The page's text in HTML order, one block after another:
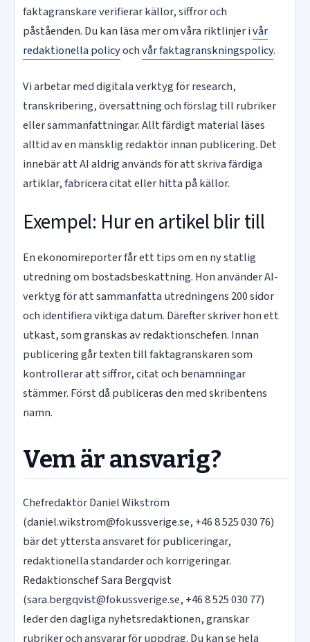
faktagranskare verifierar källor, siffror och
påståenden. Du kan läsa mer om våra riktlinjer ivår
redaktionella policyochvår faktagranskningspolicy.
Vi arbetar med digitala verktyg för research,
transkribering, översättning och förslag till rubriker
eller sammanfattningar. Allt färdigt material läses
alltid av en mänsklig redaktör innan publicering. Det
innebär att AI aldrig används för att skriva färdiga
artiklar, fabricera citat eller hitta på källor.
Exempel: Hur en artikel blir till
En ekonomireporter får ett tips om en ny statlig
utredning om bostadsbeskattning. Hon använder AI-
verktyg för att sammanfatta utredningens 200 sidor
och identifiera viktiga datum. Därefter skriver hon ett
utkast, som granskas av redaktionschefen. Innan
publicering går texten till faktagranskaren som
kontrollerar att siffror, citat och benämningar
stämmer. Först då publiceras den med skribentens
namn.
Vem är ansvarig?
Chefredaktör Daniel Wikström
(daniel.wikstrom@fokussverige.se, +46 8 525 030 76)
bär det yttersta ansvaret för publiceringar,
redaktionella standarder och korrigeringar.
Redaktionschef Sara Bergqvist
(sara.bergqvist@fokussverige.se, +46 8 525 030 77)
leder den dagliga nyhetsredaktionen, granskar
rubriker och ansvarar för uppdrag. Du kan se hela